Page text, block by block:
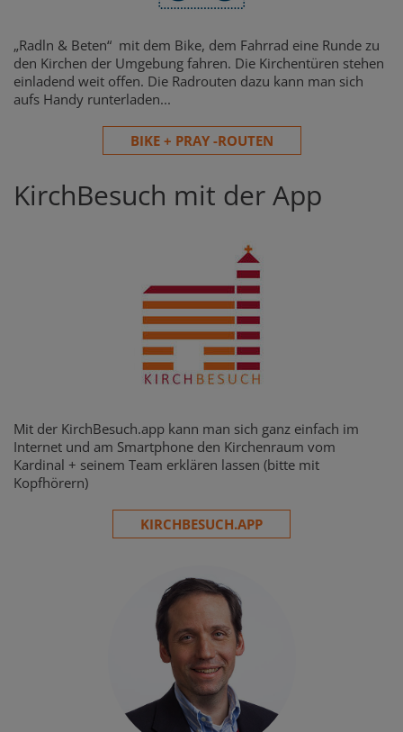
„Radln & Beten“ mit dem Bike, dem Fahrrad eine Runde zu
den Kirchen der Umgebung fahren. Die Kirchentüren stehen
einladend weit offen. Die Radrouten dazu kann man sich
aufs Handy runterladen...
BIKE + PRAY -ROUTEN
KirchBesuch mit der App
Mit der KirchBesuch.app kann man sich ganz einfach im
Internet und am Smartphone den Kirchenraum vom
Kardinal + seinem Team erklären lassen (bitte mit
Kopfhörern)
KIRCHBESUCH.APP